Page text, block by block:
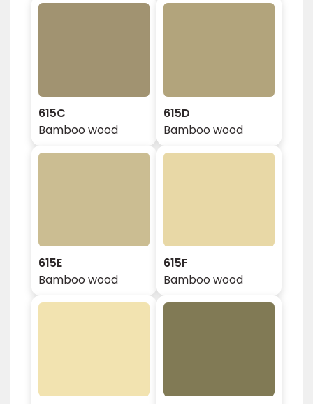
615C
Bamboo wood
615D
Bamboo wood
615E
Bamboo wood
615F
Bamboo wood